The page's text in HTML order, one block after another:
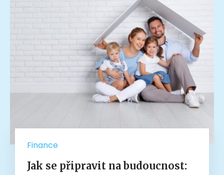
Finance
Jak se připravit na budoucnost: